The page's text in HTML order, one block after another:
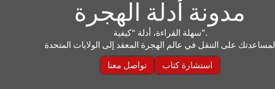
مدونة أدلة الهجرة
سهلة القراءة، أدلة “كيفية”.
لمساعدتك على التنقل في عالم الهجرة المعقد إلى الولايات المتحدة
تواصل معنا
استشارة كتاب